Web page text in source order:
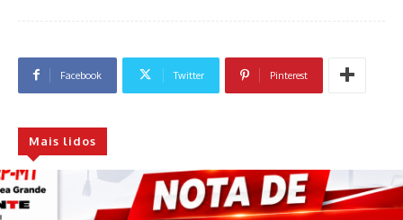
Facebook Twitter Pinterest
Mais lidos